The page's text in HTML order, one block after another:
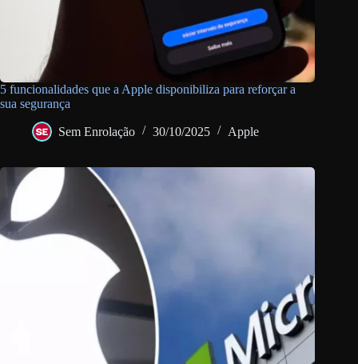
5 funcionalidades que a Apple disponibiliza para reforçar a
sua segurança
Sem Enrolação 30/10/2025 Apple